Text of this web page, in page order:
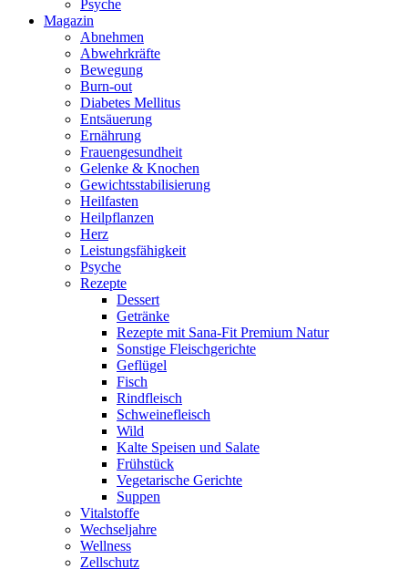
Psyche
Magazin
Abnehmen
Abwehrkräfte
Bewegung
Burn-out
Diabetes Mellitus
Entsäuerung
Ernährung
Frauengesundheit
Gelenke & Knochen
Gewichtsstabilisierung
Heilfasten
Heilpflanzen
Herz
Leistungsfähigkeit
Psyche
Rezepte
Dessert
Getränke
Rezepte mit Sana-Fit Premium Natur
Sonstige Fleischgerichte
Geflügel
Fisch
Rindfleisch
Schweinefleisch
Wild
Kalte Speisen und Salate
Frühstück
Vegetarische Gerichte
Suppen
Vitalstoffe
Wechseljahre
Wellness
Zellschutz